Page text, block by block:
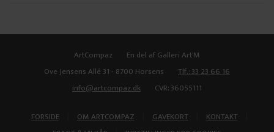
ArtCompaz
En del af Galleri Art'M
Ove Jensens Allé 31 - 8700 Horsens
Tlf.: 33 23 66 16
info@artcompaz.dk
CVR: 36055111
FORSIDE OM ARTCOMPAZ GAVEKORT KONTAKT